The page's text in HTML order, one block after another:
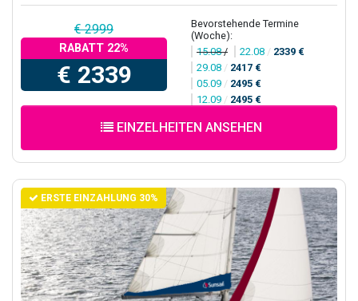
€ 2999
RABATT 22%
€ 2339
Bevorstehende Termine
(Woche):
15.08/ 22.08 / 2339 €
29.08 / 2417 €
05.09 / 2495 €
12.09 / 2495 €
EINZELHEITEN ANSEHEN
ERSTE EINZAHLUNG 30%